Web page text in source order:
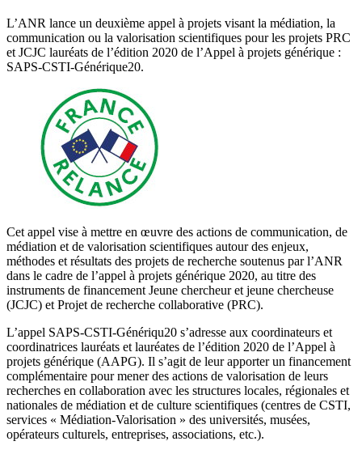
L’ANR lance un deuxième appel à projets visant la médiation, la
communication ou la valorisation scientifiques pour les projets PRC
et JCJC lauréats de l’édition 2020 de l’Appel à projets générique :
SAPS-CSTI-Générique20.
Cet appel vise à mettre en œuvre des actions de communication, de
médiation et de valorisation scientifiques autour des enjeux,
méthodes et résultats des projets de recherche soutenus par l’ANR
dans le cadre de l’appel à projets générique 2020, au titre des
instruments de financement Jeune chercheur et jeune chercheuse
(JCJC) et Projet de recherche collaborative (PRC).
L’appel SAPS-CSTI-Génériqu20 s’adresse aux coordinateurs et
coordinatrices lauréats et lauréates de l’édition 2020 de l’Appel à
projets générique (AAPG). Il s’agit de leur apporter un financement
complémentaire pour mener des actions de valorisation de leurs
recherches en collaboration avec les structures locales, régionales et
nationales de médiation et de culture scientifiques (centres de CSTI,
services « Médiation-Valorisation » des universités, musées,
opérateurs culturels, entreprises, associations, etc.).